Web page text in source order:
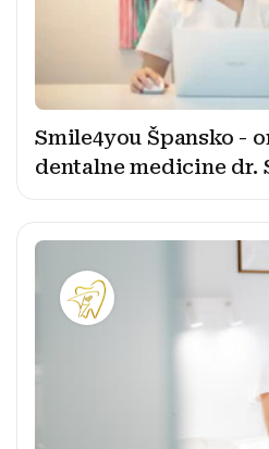
Smile4you Špansko -
dentalne medicine dr.